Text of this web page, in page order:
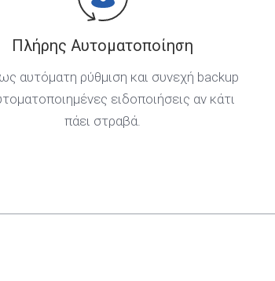
Πλήρης Αυτοματοποίηση
αυτόματη ρύθμιση και συνεχή backup
ειδοποιήσεις αν κάτι
πάει στραβά.